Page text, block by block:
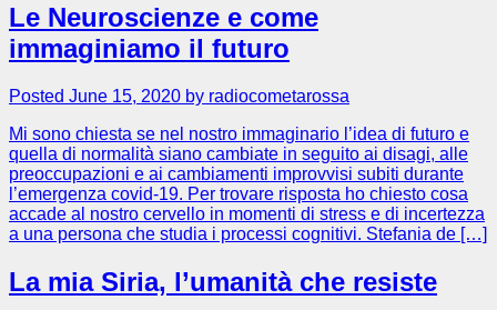
Le Neuroscienze e come
immaginiamo il futuro
Posted June 15, 2020 by radiocometarossa
Mi sono chiesta se nel nostro immaginario l’idea di futuro e
quella di normalità siano cambiate in seguito ai disagi, alle
preoccupazioni e ai cambiamenti improvvisi subiti durante
l’emergenza covid-19. Per trovare risposta ho chiesto cosa
accade al nostro cervello in momenti di stress e di incertezza
a una persona che studia i processi cognitivi. Stefania de […]
La mia Siria, l’umanità che resiste